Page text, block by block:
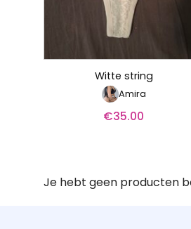
Witte string
Amira
€35.00
Je hebt geen producten